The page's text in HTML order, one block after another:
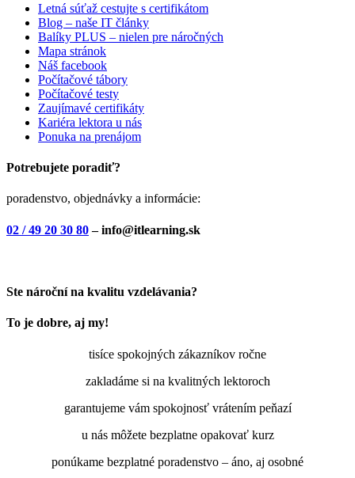
Letná súťaž cestujte s certifikátom
Blog – naše IT články
Balíky PLUS – nielen pre náročných
Mapa stránok
Náš facebook
Počítačové tábory
Počítačové testy
Zaujímavé certifikáty
Kariéra lektora u nás
Ponuka na prenájom
Potrebujete poradiť?
poradenstvo, objednávky a informácie:
02 / 49 20 30 80– info@itlearning.sk
Ste nároční na kvalitu vzdelávania?
To je dobre, aj my!
tisíce spokojných zákazníkov ročne
zakladáme si na kvalitných lektoroch
garantujeme vám spokojnosť vrátením peňazí
u nás môžete bezplatne opakovať kurz
ponúkame bezplatné poradenstvo – áno, aj osobné